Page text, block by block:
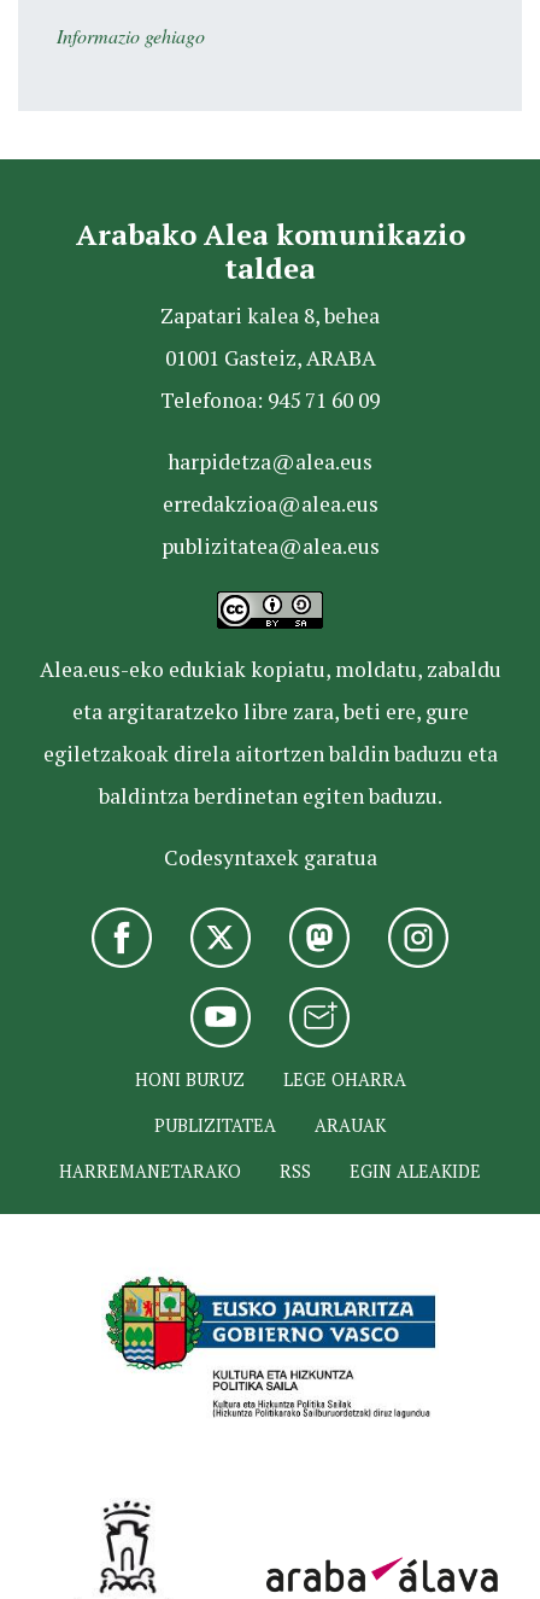
Informazio gehiago
Arabako Alea komunikazio
taldea
Zapatari kalea 8, behea
01001 Gasteiz, ARABA
Telefonoa: 945 71 60 09
harpidetza@alea.eus
erredakzioa@alea.eus
publizitatea@alea.eus
Alea.eus-eko edukiak kopiatu, moldatu, zabaldu
eta argitaratzeko libre zara, beti ere, gure
egiletzakoak direla aitortzen baldin baduzu eta
baldintza berdinetan egiten baduzu.
Codesyntaxek garatua
HONI BURUZ
LEGE OHARRA
PUBLIZITATEA
ARAUAK
HARREMANETARAKO
RSS EGIN ALEAKIDE